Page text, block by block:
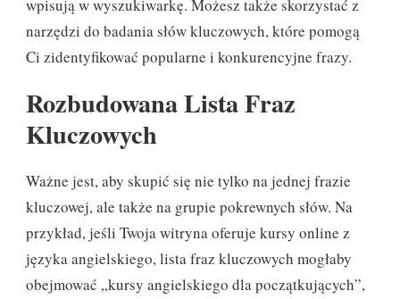
wpisują w wyszukiwarkę. Możesz także skorzystać z
narzędzi do badania słów kluczowych, które pomogą
Ci zidentyfikować popularne i konkurencyjne frazy.
Rozbudowana Lista Fraz
Kluczowych
Ważne jest, aby skupić się nie tylko na jednej frazie
kluczowej, ale także na grupie pokrewnych słów. Na
przykład, jeśli Twoja witryna oferuje kursy online z
języka angielskiego, lista fraz kluczowych mogłaby
obejmować „kursy angielskiego dla początkujących”,